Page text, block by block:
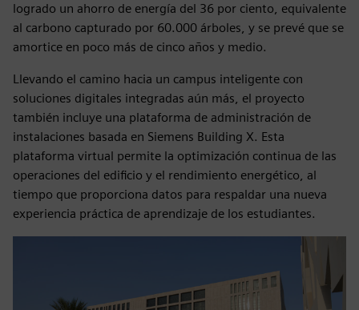
logrado un ahorro de energía del 36 por ciento, equivalente
al carbono capturado por 60.000 árboles, y se prevé que se
amortice en poco más de cinco años y medio.
Llevando el camino hacia un campus inteligente con
soluciones digitales integradas aún más, el proyecto
también incluye una plataforma de administración de
instalaciones basada en Siemens Building X. Esta
plataforma virtual permite la optimización continua de las
operaciones del edificio y el rendimiento energético, al
tiempo que proporciona datos para respaldar una nueva
experiencia práctica de aprendizaje de los estudiantes.